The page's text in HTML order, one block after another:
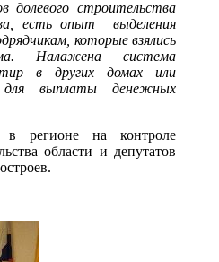
долевого строительства
есть опыт выделения
которые взялись
Налажена система
в других домах или
для выплаты денежных
регионе на контроле
области и депутатов